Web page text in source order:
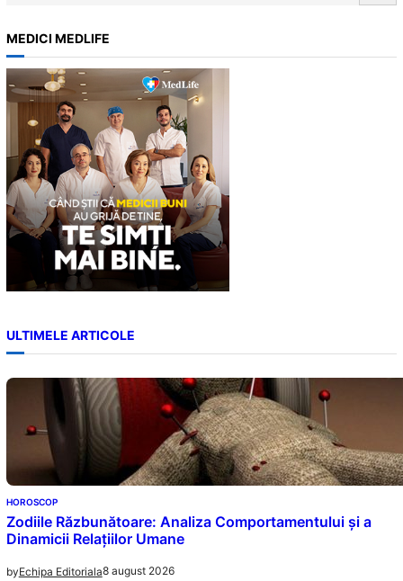
r
c
h
MEDICI MEDLIFE
ULTIMELE ARTICOLE
HOROSCOP
Zodiile Răzbunătoare: Analiza Comportamentului și a
Dinamicii Relațiilor Umane
byEchipa Editoriala8 august 2026